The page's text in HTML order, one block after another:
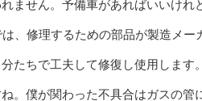
ません。予備車があればいいけれ
、修理するための部品が製造メ
たちで工夫して修復し使用します。
。僕が関わった不具合はガスの